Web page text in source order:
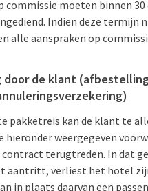
commissie moeten binnen 30
Indien deze termijn
alle aanspraken op
door de klant
pakketreis kan de klant te
hieronder weergegeven
terugtreden. In dat
aantritt, verliest het hotel
in plaats daarvan een